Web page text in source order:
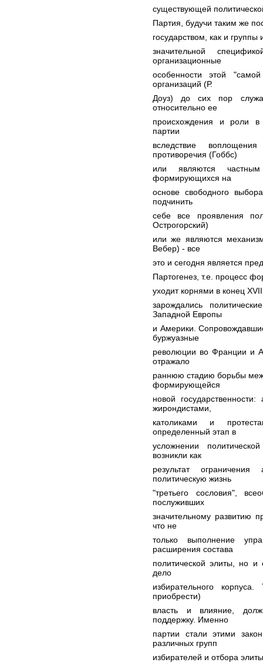
существующей
Партия, будучи таким же
государством, как и
значительной
организационные
особенности этой
организаций (Р.
Доуз) до сих пор
относительно ее
происхождения и роли в
партии
вследствие
противоречия (Гоббс)
или являются частным
формирующихся на
основе свободного
подчинить
себе все проявления
Острогорский)
или же являются
Вебер) - все
это и сегодня является
Партогенез, т.е. процесс
уходит корнями в конец
зарождались
Западной Европы
и Америки.
буржуазные
революции во Франции и
отражало
раннюю стадию борьбы
формирующейся
новой
жирондистами,
католиками и
определенный этап в
усложнении
возникли как
результат
политическую жизнь
"третьего сословия",
послуживших
значительному развитию
что не
только выполнение
расширения состава
политической элиты, но и
дело
избирательного
приобрести)
власть и влияние,
поддержку. Именно
партии стали этими
различных групп
избирателей и отбора